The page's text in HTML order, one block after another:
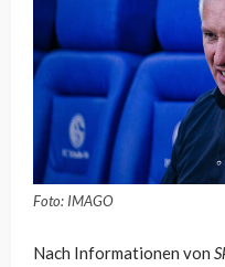
Foto: IMAGO
Nach Informationen von